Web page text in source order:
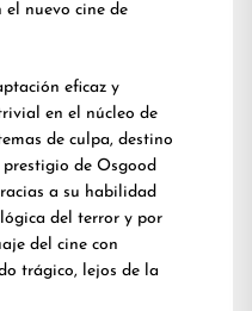
nuevo cine de
eficaz y
en el núcleo de
de culpa, destino
de Osgood
a su habilidad
del terror y por
del cine con
trágico, lejos de la